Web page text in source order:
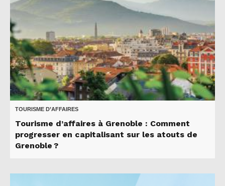
TOURISME D’AFFAIRES
Tourisme d’affaires à Grenoble : Comment
progresser en capitalisant sur les atouts de
Grenoble ?